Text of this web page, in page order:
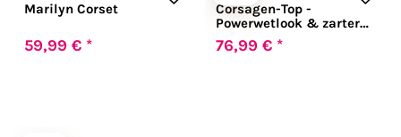
Marilyn Corset
59,99 € *
Corsagen-Top -
Powerwetlook & zarter
Tüll
76,99 € *